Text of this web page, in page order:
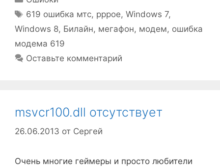
Метки
619 ошибка мтс, pppoe,Windows 7,
Windows 8, Билайн, мегафон, модем, ошибка
модема 619
Оставьте комментарий
msvcr100.dll отсутствует
26.06.2013 от Сергей
Очень многие геймеры и просто любители